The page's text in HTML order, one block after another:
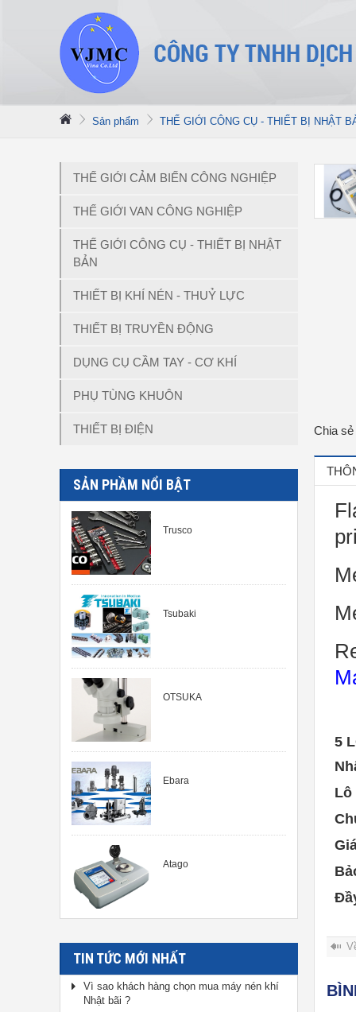
Sản phẩm THẾ GIỚI CÔNG CỤ - THIẾT BỊ NHẬT
THẾ GIỚI CẢM BIẾN CÔNG NGHIỆP
THẾ GIỚI VAN CÔNG NGHIỆP
THẾ GIỚI CÔNG CỤ - THIẾT BỊ NHẬT
BẢN
THIẾT BỊ KHÍ NÉN - THUỶ LỰC
THIẾT BỊ TRUYỀN ĐỘNG
DỤNG CỤ CẦM TAY - CƠ KHÍ
PHỤ TÙNG KHUÔN
THIẾT BỊ ĐIỆN
SẢN PHẦM NỔI BẬT
Trusco
Tsubaki
OTSUKA
Ebara
Atago
TIN TỨC MỚI NHẤT
Vì sao khách hàng chọn mua máy nén khí
Nhật bãi ?
Chia
5
Lô